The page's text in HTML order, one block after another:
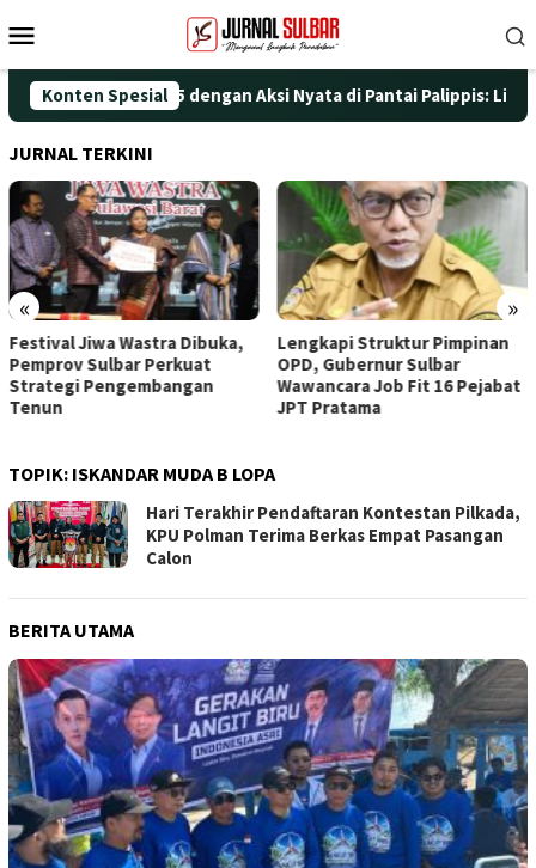
ke
Mobile
Konten Spesial
HUT ke-25 dengan Aksi Nyata di Pantai Palippis:
JURNAL TERKINI
« »
Festival Jiwa Wastra Dibuka,
Pemprov Sulbar Perkuat
Strategi Pengembangan
Tenun
Lengkapi Struktur Pimpinan
OPD, Gubernur Sulbar
Wawancara Job Fit 16 Pejabat
JPT Pratama
TOPIK: ISKANDAR MUDA B LOPA
Hari Terakhir Pendaftaran Kontestan Pilkada,
KPU Polman Terima Berkas Empat Pasangan
Calon
BERITA UTAMA